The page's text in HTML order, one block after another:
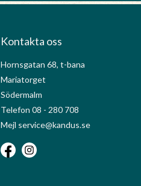
Kontakta oss
Hornsgatan 68, t-bana
Mariatorget
Södermalm
Telefon 08 - 280 708
Mejl service@kandus.se